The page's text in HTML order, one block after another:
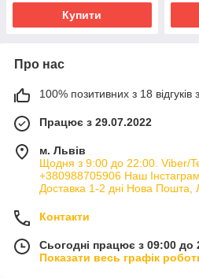
Купити
Про нас
100% позитивних з 18 відгуків
Працює з 29.07.2022
м. Львів
Щодня з 9:00 до 22:00. Viber/
+380988705906 Наш
Доставка 1-2 дні Нова Пошта,
Контакти
Сьогодні працює з 09:00 до
Показати весь графік